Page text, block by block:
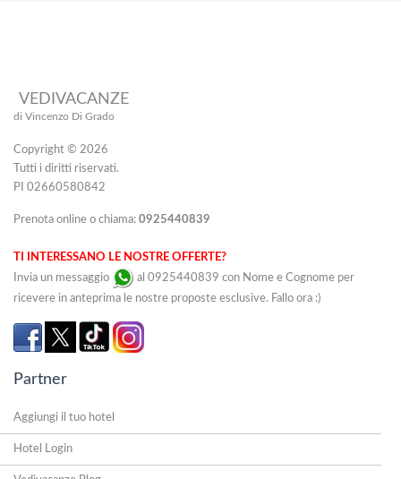
VEDIVACANZE
di Vincenzo Di Grado
Copyright © 2026
Tutti i diritti riservati.
PI 02660580842
Prenota online o chiama: 0925440839
TI INTERESSANO LE NOSTRE OFFERTE?
Invia un messaggio
al 0925440839 con Nome e Cognome per
ricevere in anteprima le nostre proposte esclusive. Fallo ora :)
Partner
Aggiungi il tuo hotel
Hotel Login